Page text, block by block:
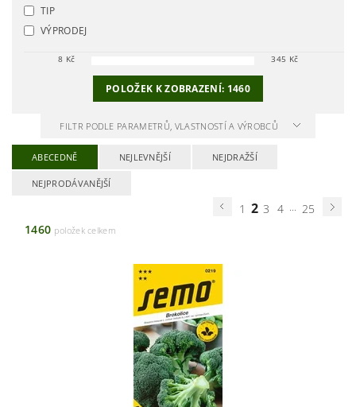
TIP
VÝPRODEJ
8 Kč 345 Kč
POLOŽEK K ZOBRAZENÍ: 1460
FILTR PODLE PARAMETRŮ, VLASTNOSTÍ A VÝROBCŮ
ABECEDNĚ NEJLEVNĚJŠÍ NEJDRAŽŠÍ
NEJPRODÁVANĚJŠÍ
1 2 3 4
25
1460 položek celkem